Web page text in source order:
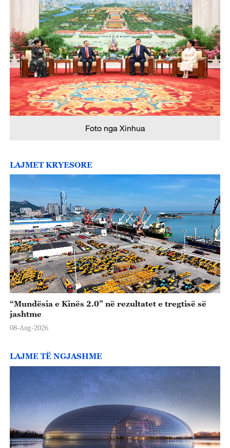
o
Foto nga Xinhua
LAJMET KRYESORE
“Mundësia e Kinës 2.0” në rezultatet e tregtisë së
jashtme
08-Aug-2026
LAJME TË NGJASHME